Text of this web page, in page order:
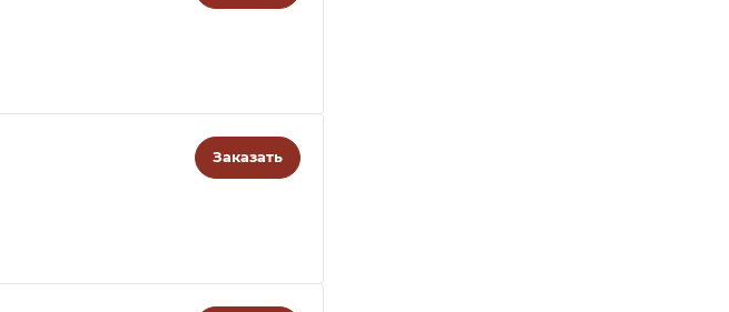
Заказать